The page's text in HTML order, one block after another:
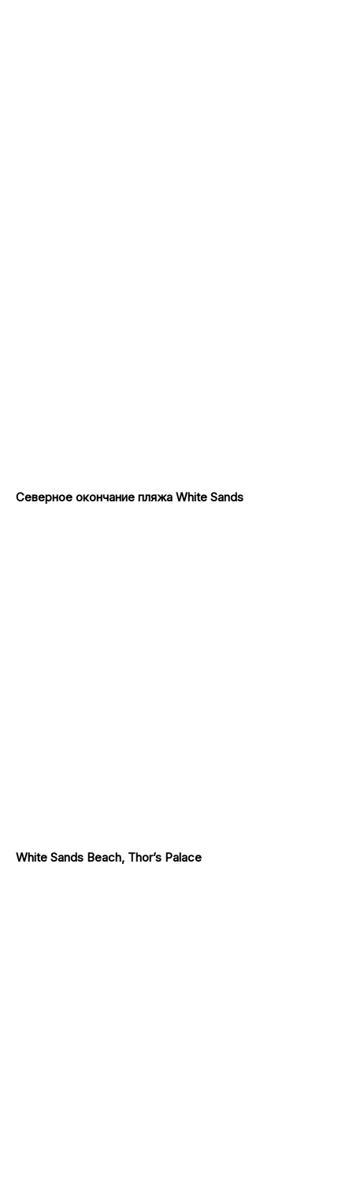
Северное окончание пляжа White Sands
White Sands Beach, Thor’s Palace